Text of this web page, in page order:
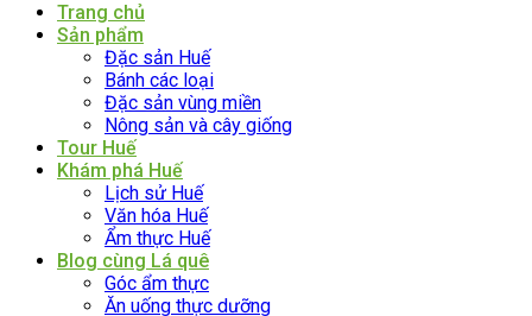
Trang chủ
Sản phẩm
Đặc sản Huế
Bánh các loại
Đặc sản vùng miền
Nông sản và cây giống
Tour Huế
Khám phá Huế
Lịch sử Huế
Văn hóa Huế
Ẩm thực Huế
Blog cùng Lá quê
Góc ẩm thực
Ăn uống thực dưỡng